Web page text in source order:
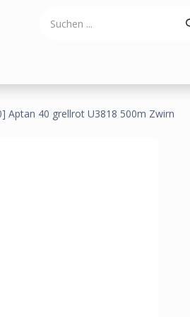
Aptan 40 grellrot U3818 500m Zwirn